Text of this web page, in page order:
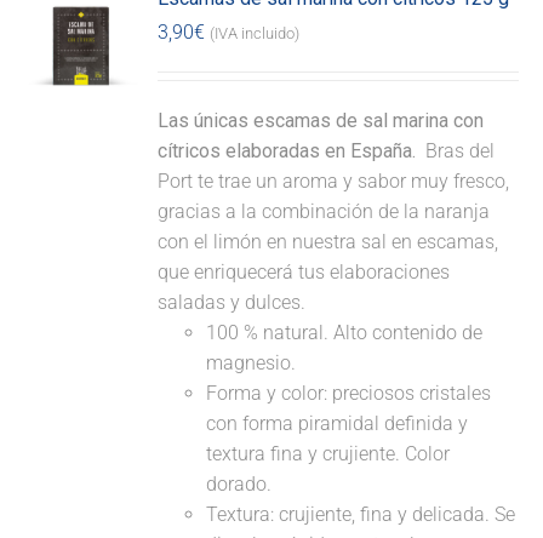
3,90€ (IVA incluido)
Las únicas escamas de sal marina con
cítricos elaboradas en España. Bras del
Port te trae un aroma y sabor muy fresco,
gracias a la combinación de la naranja
con el limón en nuestra sal en escamas,
que enriquecerá tus elaboraciones
saladas y dulces.
100 % natural. Alto contenido de
magnesio.
Forma y color: preciosos cristales
con forma piramidal definida y
textura fina y crujiente. Color
dorado.
Textura: crujiente, fina y delicada. Se